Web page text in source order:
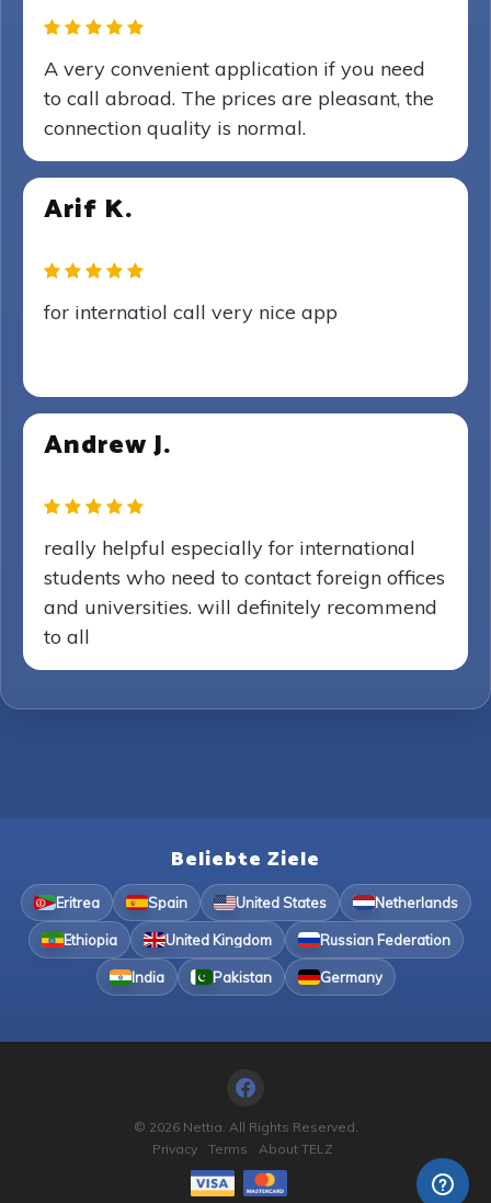
A very convenient application if you need
to call abroad. The prices are pleasant, the
connection quality is normal.
Arif K.
for internatiol call very nice app
Andrew J.
really helpful especially for international
students who need to contact foreign offices
and universities. will definitely recommend
to all
Beliebte Ziele
Eritrea Spain United States Netherlands
Ethiopia United Kingdom Russian Federation
India Pakistan Germany
© 2026 Nettia. All Rights Reserved.
Privacy
Terms About TELZ